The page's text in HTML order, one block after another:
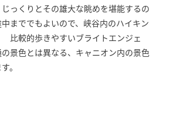
っくりとその雄大な眺めを堪能するの
まででもよいので、峡谷内のハイキン
比較的歩きやすいブライトエンジェ
景色とは異なる、キャニオン内の景色
。